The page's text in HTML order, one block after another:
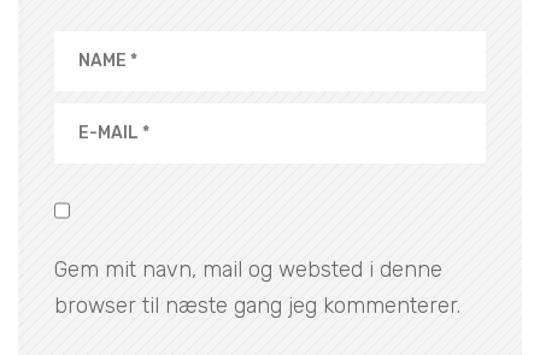
Gem mit navn, mail og websted i denne
browser til næste gang jeg kommenterer.